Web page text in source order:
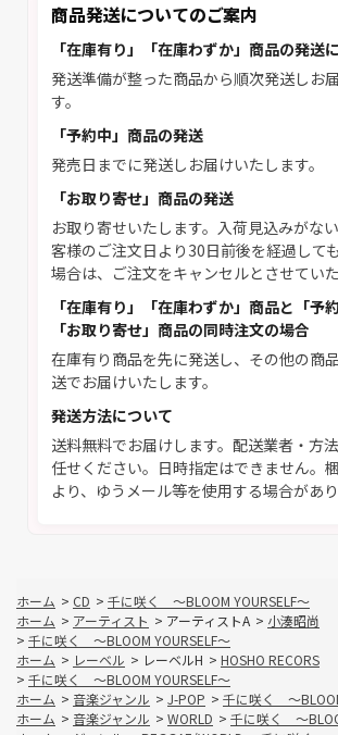
商品発送についてのご案内
「在庫有り」「在庫わずか」商品の発送
発送準備が整った商品から順次発送しお
す。
「予約中」商品の発送
発売日までに発送しお届けいたします。
「お取り寄せ」商品の発送
お取り寄せいたします。入荷見込みがな
客様のご注文日より30日前後を経過して
場合は、ご注文をキャンセルとさせていた
「在庫有り」「在庫わずか」商品と「予
「お取り寄せ」商品の同時注文の場合
在庫有り商品を先に発送し、その他の商
送でお届けいたします。
発送方法について
送料無料でお届けします。配送業者・方
任せください。日時指定はできません。
より、ゆうメール等を使用する場合があり
ホーム > CD > 千に咲く ～BLOOM YOURSELF～
ホーム > アーティスト > アーティストA > 小湊昭尚
> 千に咲く ～BLOOM YOURSELF～
ホーム > レーベル > レーベルH > HOSHO RECORS
> 千に咲く ～BLOOM YOURSELF～
ホーム > 音楽ジャンル > J-POP > 千に咲く ～
ホーム > 音楽ジャンル > WORLD > 千に咲く ～